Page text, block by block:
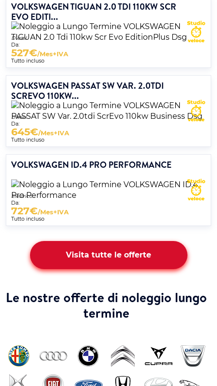
VOLKSWAGEN TIGUAN 2.0 TDI 110KW SCR
EVO EDITI...
Diesel
Da:
527€/Mes+IVA
Tutto incluso
VOLKSWAGEN PASSAT SW VAR. 2.0TDI
SCREVO 110KW...
Diesel
Da:
645€/Mes+IVA
Tutto incluso
VOLKSWAGEN ID.4 PRO PERFORMANCE
Elettrico
Da:
727€/Mes+IVA
Tutto incluso
Visita tutte le offerte
Le nostre offerte di noleggio lungo
termine